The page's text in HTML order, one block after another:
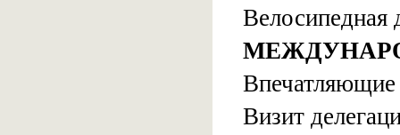
Велосипедная
Впечатляющие
Визит